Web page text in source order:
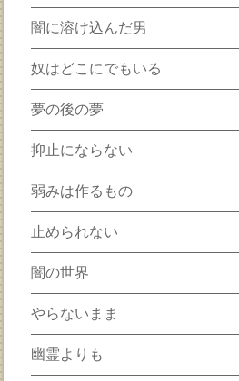
闇に溶け込んだ男
奴はどこにでもいる
夢の後の夢
抑止にならない
弱みは作るもの
止められない
闇の世界
やらないまま
幽霊よりも